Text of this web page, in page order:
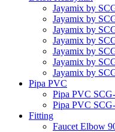
Jayamix by
Jayamix by
Jayamix by
Jayamix by
Jayamix by
Jayamix by
Jayamix by
Pipa PVC
Pipa PVC
Pipa PVC
Fitting
Faucet Elbow